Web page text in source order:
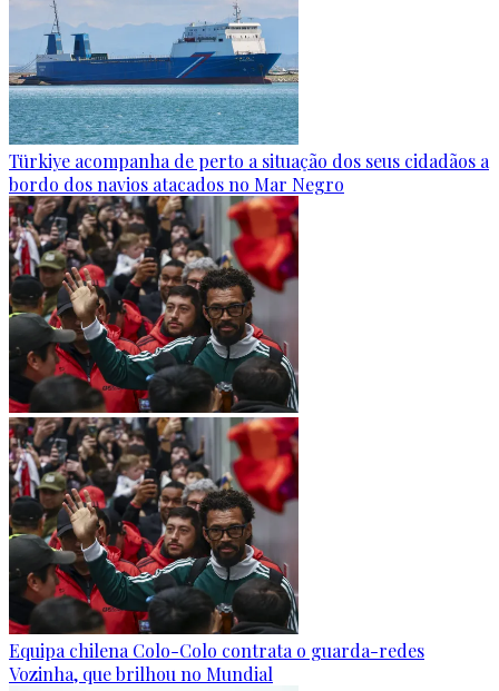
Türkiye acompanha de perto a situação dos seus cidadãos a
bordo dos navios atacados no Mar Negro
Equipa chilena Colo-Colo contrata o guarda-redes
Vozinha, que brilhou no Mundial